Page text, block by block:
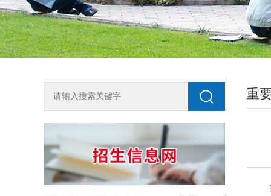
2018年单独测试招生咨询方式
为全面了解我校2018年单独测试招生工
作，尽快知晓单招动态，欢迎广大考生按
生源地申请加入兰州石化职业技术学院单
2018-03-10
重